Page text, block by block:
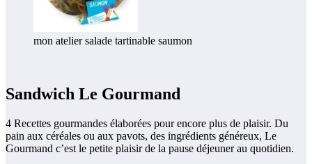
mon atelier salade tartinable saumon
Sandwich Le Gourmand
4 Recettes gourmandes élaborées pour encore plus de plaisir. Du
pain aux céréales ou aux pavots, des ingrédients généreux, Le
Gourmand c’est le petite plaisir de la pause déjeuner au quotidien.